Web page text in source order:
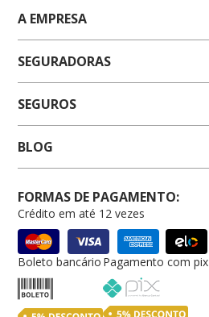
A EMPRESA
SEGURADORAS
SEGUROS
BLOG
FORMAS DE PAGAMENTO:
Crédito em até 12 vezes
Boleto bancário Pagamento com pix